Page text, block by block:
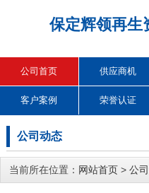
保定辉领再生
公司首页 供应商机
客户案例 荣誉认证
公司动态
当前所在位置： 网站首页 > 公